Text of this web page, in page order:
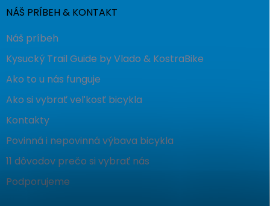
NÁŠ PRÍBEH & KONTAKT
Náš príbeh
Kysucký Trail Guide by Vlado & KostraBike
Ako to u nás funguje
Ako si vybrať veľkosť bicykla
Kontakty
Povinná i nepovinná výbava bicykla
11 dôvodov prečo si vybrať nás
Podporujeme